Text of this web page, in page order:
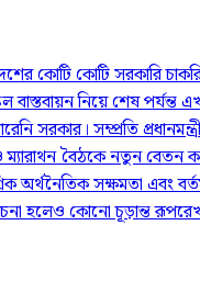
কোটি কোটি সরকারি
বাস্তবায়ন নিয়ে শেষ পর্যন্ত
সরকার। সম্প্রতি
ম্যারাথন বৈঠকে নতুন বেতন
অর্থনৈতিক সক্ষমতা এবং
হলেও কোনো চূড়ান্ত